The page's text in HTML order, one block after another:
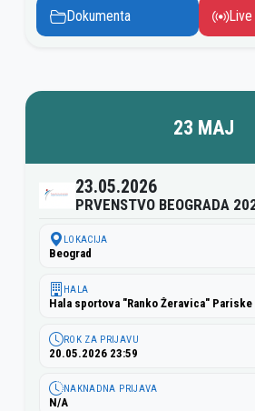
Dokumenta Live
23 MAJ
23.05.2026
PRVENSTVO BEOGRADA
LOKACIJA
Beograd
HALA
Hala sportova "Ranko Žeravica" Pariske
ROK ZA PRIJAVU
20.05.2026 23:59
NAKNADNA PRIJAVA
N/A